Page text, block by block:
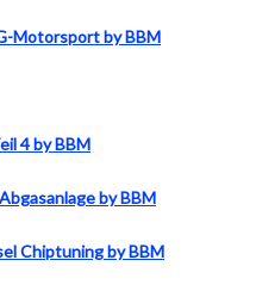
Motorsport by BBM
4 by BBM
by BBM
Chiptuning by BBM